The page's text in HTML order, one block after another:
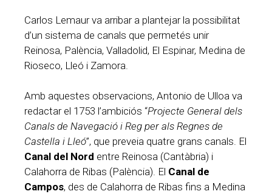
Carlos Lemaur va arribar a plantejar la possibilitat
d’un sistema de canals que permetés unir
Reinosa, Palència, Valladolid, El Espinar, Medina de
Rioseco, Lleó i Zamora.
Amb aquestes observacions, Antonio de Ulloa va
redactar el 1753 l’ambiciós “Projecte General dels
Canals de Navegació i Reg per als Regnes de
Castella i Lleó”, que preveia quatre grans canals. El
Canal del Nord entre Reinosa (Cantàbria) i
Calahorra de Ribas (Palència). El Canal de
Campos, des de Calahorra de Ribas fins a Medina